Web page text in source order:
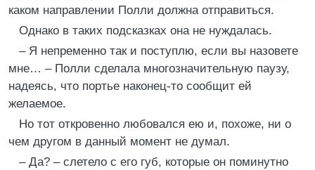
каком направлении Полли должна отправиться.
Однако в таких подсказках она не нуждалась.
– Я непременно так и поступлю, если вы назовете
мне… – Полли сделала многозначительную паузу,
надеясь, что портье наконец-то сообщит ей
желаемое.
Но тот откровенно любовался ею и, похоже, ни о
чем другом в данный момент не думал.
– Да? – слетело с его губ, которые он поминутно